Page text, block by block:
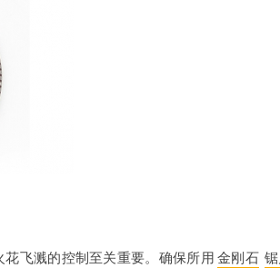
飞溅的控制至关重要。确保所用 金刚石